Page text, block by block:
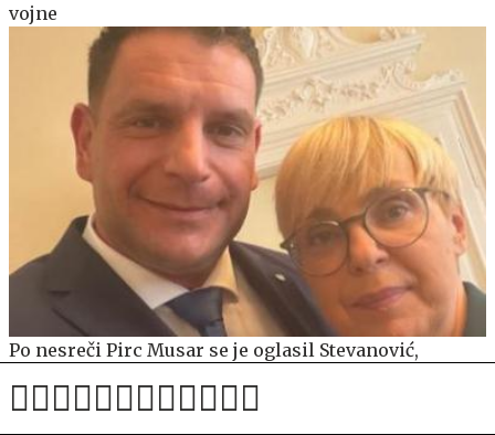
vojne
Po nesreči Pirc Musar se je oglasil Stevanović,